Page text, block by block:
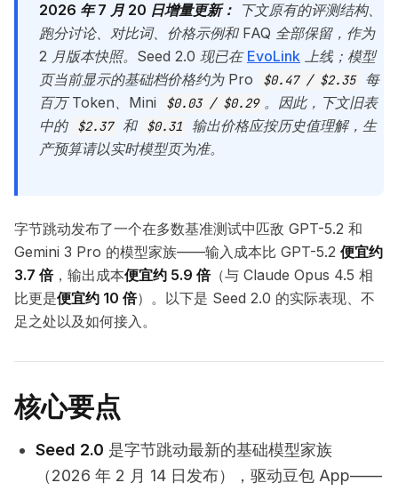
2026 年 7 月 20 日增量更新： 下文原有的评测结构、
跑分讨论、对比词、价格示例和 FAQ 全部保留，作为
2 月版本快照。Seed 2.0 现已在 EvoLink 上线；模型
页当前显示的基础档价格约为 Pro
$0.47 / $2.35
每
百万 Token、Mini
$0.03 / $0.29 。因此，下文旧表
中的
$2.37 和 $0.31
输出价格应按历史值理解，生
产预算请以实时模型页为准。
字节跳动发布了一个在多数基准测试中匹敌 GPT-5.2 和
Gemini 3 Pro 的模型家族——输入成本比 GPT-5.2 便宜约
3.7 倍，输出成本便宜约 5.9 倍（与 Claude Opus 4.5 相
比更是便宜约 10 倍）。以下是 Seed 2.0 的实际表现、不
足之处以及如何接入。
核心要点
Seed 2.0 是字节跳动最新的基础模型家族
（2026 年 2 月 14 日发布），驱动豆包 App——